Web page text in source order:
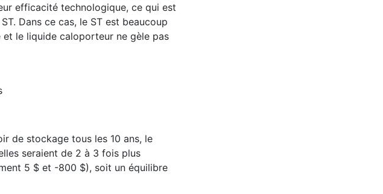
efficacité technologique, ce qui est
Dans ce cas, le ST est beaucoup
le liquide caloporteur ne gèle pas
de stockage tous les 10 ans, le
seraient de 2 à 3 fois plus
5 $ et -800 $), soit un équilibre